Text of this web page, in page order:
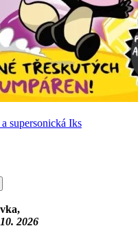
supersonická Iks
2026